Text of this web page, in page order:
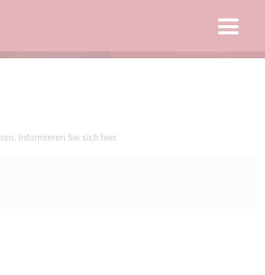
Informieren Sie sich hier.